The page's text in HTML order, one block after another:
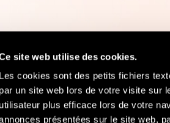
site web utilise des cookies.
Les cookies sont des petits fichiers
par un site web lors de votre visite sur
utilisateur plus efficace lors de votre
présentées sur le site web,